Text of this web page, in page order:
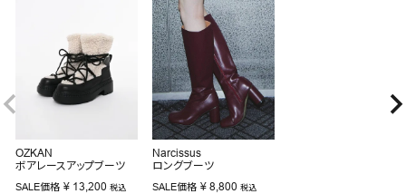
OZKAN
ボアレースアップブーツ
SALE価格 ¥ 13,200 税込
Narcissus
ロングブーツ
SALE価格 ¥ 8,800 税込